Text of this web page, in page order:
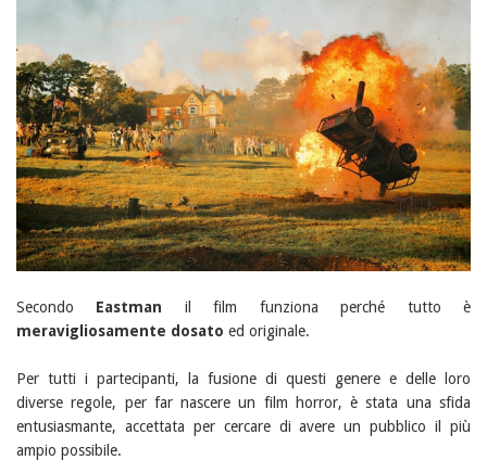
Secondo Eastman il film funziona perché tutto è
meravigliosamente dosato ed originale.
Per tutti i partecipanti, la fusione di questi genere e delle loro
diverse regole, per far nascere un film horror, è stata una sfida
entusiasmante, accettata per cercare di avere un pubblico il più
ampio possibile.